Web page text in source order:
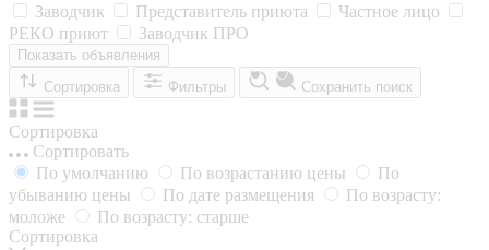
Заводчик
Представитель приюта
Частное лицо
РЕКО приют
Заводчик ПРО
Показать объявления
Сортировка
Фильтры Сохранить поиск
Сортировка
Сортировать
По умолчанию
По возрастанию цены
По
убыванию цены
По дате размещения
По возрасту:
моложе
По возрасту: старше
Сортировка